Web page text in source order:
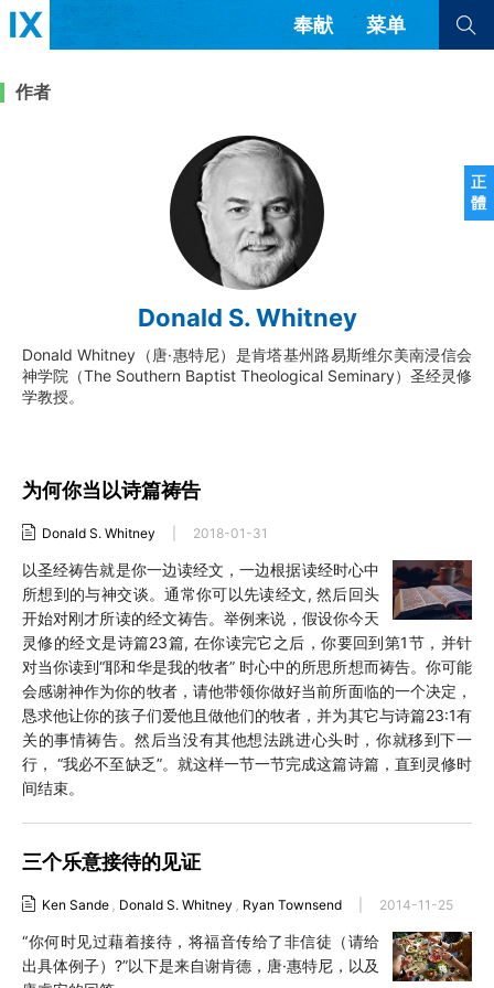
正
體
奉献 菜单
书评 访谈
解经式讲道与神学
福音传讲与宣教 成员制与教会纪律
团契生活与祷告
查看全部
查看全部
隐私条款
正體中文
英语
西班牙语
葡萄牙语
俄语
乌兹别克语
达里语
波斯语
法语
阿尔巴尼亚语
塞尔维亚语
作者
Donald S. Whitney
Donald Whitney（唐·惠特尼）是肯塔基州路易斯维尔美南浸信会
神学院（The Southern Baptist Theological Seminary）圣经灵修
学教授。
为何你当以诗篇祷告
Donald S. Whitney 2018-01-31
以圣经祷告就是你一边读经文，一边根据读经时心中
所想到的与神交谈。通常你可以先读经文, 然后回头
开始对刚才所读的经文祷告。举例来说，假设你今天
灵修的经文是诗篇23篇, 在你读完它之后，你要回到第1节，并针
对当你读到“耶和华是我的牧者” 时心中的所思所想而祷告。你可能
会感谢神作为你的牧者，请他带领你做好当前所面临的一个决定，
恳求他让你的孩子们爱他且做他们的牧者，并为其它与诗篇23:1有
关的事情祷告。然后当没有其他想法跳进心头时，你就移到下一
行， “我必不至缺乏”。就这样一节一节完成这篇诗篇，直到灵修时
间结束。
三个乐意接待的见证
Ken Sande , Donald S. Whitney , Ryan Townsend 2014-11-25
“你何时见过藉着接待，将福音传给了非信徒（请给
出具体例子）?”以下是来自谢肯德，唐·惠特尼，以及